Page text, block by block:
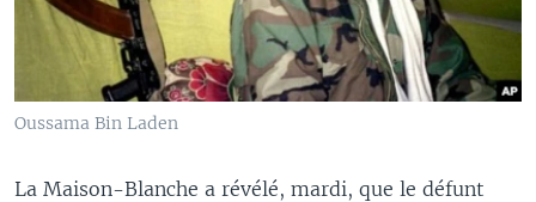
Oussama Bin Laden
La Maison-Blanche a révélé, mardi, que le défunt